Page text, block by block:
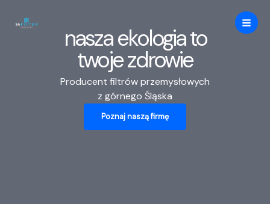
nasza ekologia to
twoje zdrowie
Producent filtrów przemysłowych
z górnego Śląska
Poznaj naszą firmę